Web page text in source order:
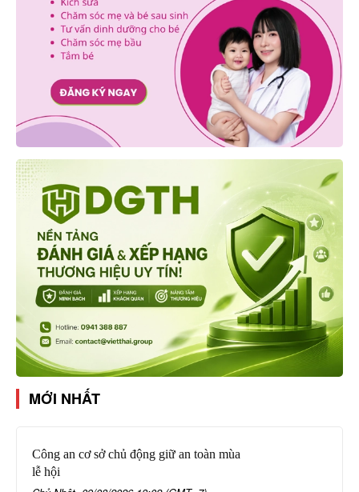
MỚI NHẤT
Công an cơ sở chủ động giữ an toàn mùa
lễ hội